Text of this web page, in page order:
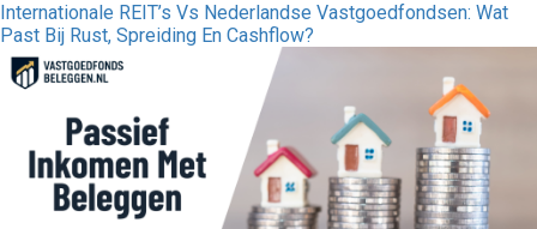
Internationale REIT’s Vs Nederlandse Vastgoedfondsen: Wat
Past Bij Rust, Spreiding En Cashflow?